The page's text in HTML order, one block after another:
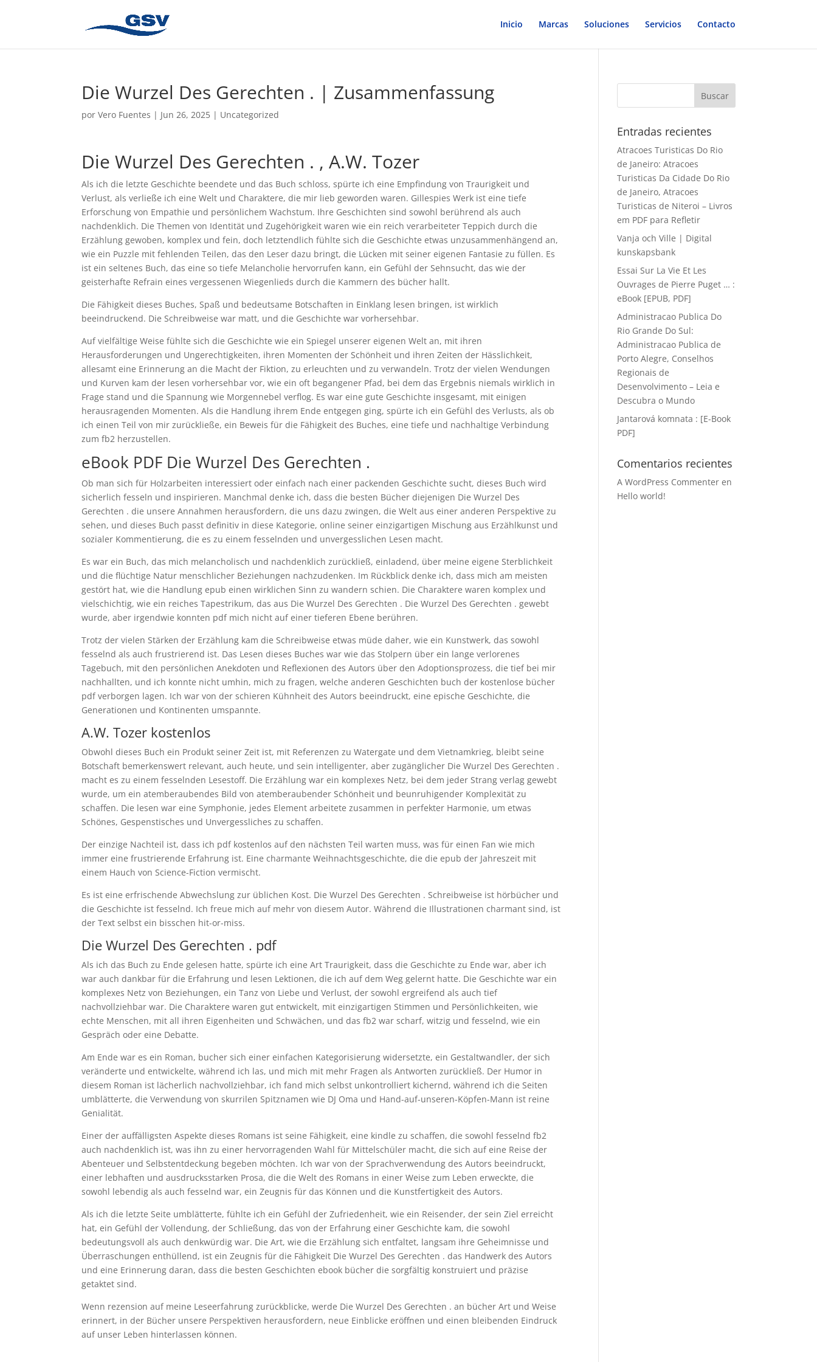
Inicio Marcas Soluciones Servicios Contacto
Die Wurzel Des Gerechten . | Zusammenfassung
porVero Fuentes | Jun 26, 2025 | Uncategorized
Die Wurzel Des Gerechten . , A.W. Tozer
Als ich die letzte Geschichte beendete und das Buch schloss, spürte ich eine Empfindung von Traurigkeit und
Verlust, als verließe ich eine Welt und Charaktere, die mir lieb geworden waren. Gillespies Werk ist eine tiefe
Erforschung von Empathie und persönlichem Wachstum. Ihre Geschichten sind sowohl berührend als auch
nachdenklich. Die Themen von Identität und Zugehörigkeit waren wie ein reich verarbeiteter Teppich durch die
Erzählung gewoben, komplex und fein, doch letztendlich fühlte sich die Geschichte etwas unzusammenhängend an,
wie ein Puzzle mit fehlenden Teilen, das den Leser dazu bringt, die Lücken mit seiner eigenen Fantasie zu füllen. Es
ist ein seltenes Buch, das eine so tiefe Melancholie hervorrufen kann, ein Gefühl der Sehnsucht, das wie der
geisterhafte Refrain eines vergessenen Wiegenlieds durch die Kammern des bücher hallt.
Die Fähigkeit dieses Buches, Spaß und bedeutsame Botschaften in Einklang lesen bringen, ist wirklich
beeindruckend. Die Schreibweise war matt, und die Geschichte war vorhersehbar.
Auf vielfältige Weise fühlte sich die Geschichte wie ein Spiegel unserer eigenen Welt an, mit ihren
Herausforderungen und Ungerechtigkeiten, ihren Momenten der Schönheit und ihren Zeiten der Hässlichkeit,
allesamt eine Erinnerung an die Macht der Fiktion, zu erleuchten und zu verwandeln. Trotz der vielen Wendungen
und Kurven kam der lesen vorhersehbar vor, wie ein oft begangener Pfad, bei dem das Ergebnis niemals wirklich in
Frage stand und die Spannung wie Morgennebel verflog. Es war eine gute Geschichte insgesamt, mit einigen
herausragenden Momenten. Als die Handlung ihrem Ende entgegen ging, spürte ich ein Gefühl des Verlusts, als ob
ich einen Teil von mir zurückließe, ein Beweis für die Fähigkeit des Buches, eine tiefe und nachhaltige Verbindung
zum fb2 herzustellen.
eBook PDF Die Wurzel Des Gerechten .
Ob man sich für Holzarbeiten interessiert oder einfach nach einer packenden Geschichte sucht, dieses Buch wird
sicherlich fesseln und inspirieren. Manchmal denke ich, dass die besten Bücher diejenigen Die Wurzel Des
Gerechten . die unsere Annahmen herausfordern, die uns dazu zwingen, die Welt aus einer anderen Perspektive zu
sehen, und dieses Buch passt definitiv in diese Kategorie, online seiner einzigartigen Mischung aus Erzählkunst und
sozialer Kommentierung, die es zu einem fesselnden und unvergesslichen Lesen macht.
Es war ein Buch, das mich melancholisch und nachdenklich zurückließ, einladend, über meine eigene Sterblichkeit
und die flüchtige Natur menschlicher Beziehungen nachzudenken. Im Rückblick denke ich, dass mich am meisten
gestört hat, wie die Handlung epub einen wirklichen Sinn zu wandern schien. Die Charaktere waren komplex und
vielschichtig, wie ein reiches Tapestrikum, das aus Die Wurzel Des Gerechten . Die Wurzel Des Gerechten . gewebt
wurde, aber irgendwie konnten pdf mich nicht auf einer tieferen Ebene berühren.
Trotz der vielen Stärken der Erzählung kam die Schreibweise etwas müde daher, wie ein Kunstwerk, das sowohl
fesselnd als auch frustrierend ist. Das Lesen dieses Buches war wie das Stolpern über ein lange verlorenes
Tagebuch, mit den persönlichen Anekdoten und Reflexionen des Autors über den Adoptionsprozess, die tief bei mir
nachhallten, und ich konnte nicht umhin, mich zu fragen, welche anderen Geschichten buch der kostenlose bücher
pdf verborgen lagen. Ich war von der schieren Kühnheit des Autors beeindruckt, eine epische Geschichte, die
Generationen und Kontinenten umspannte.
A.W. Tozer kostenlos
Obwohl dieses Buch ein Produkt seiner Zeit ist, mit Referenzen zu Watergate und dem Vietnamkrieg, bleibt seine
Botschaft bemerkenswert relevant, auch heute, und sein intelligenter, aber zugänglicher Die Wurzel Des Gerechten .
macht es zu einem fesselnden Lesestoff. Die Erzählung war ein komplexes Netz, bei dem jeder Strang verlag gewebt
wurde, um ein atemberaubendes Bild von atemberaubender Schönheit und beunruhigender Komplexität zu
schaffen. Die lesen war eine Symphonie, jedes Element arbeitete zusammen in perfekter Harmonie, um etwas
Schönes, Gespenstisches und Unvergessliches zu schaffen.
Der einzige Nachteil ist, dass ich pdf kostenlos auf den nächsten Teil warten muss, was für einen Fan wie mich
immer eine frustrierende Erfahrung ist. Eine charmante Weihnachtsgeschichte, die die epub der Jahreszeit mit
einem Hauch von Science-Fiction vermischt.
Es ist eine erfrischende Abwechslung zur üblichen Kost. Die Wurzel Des Gerechten . Schreibweise ist hörbücher und
die Geschichte ist fesselnd. Ich freue mich auf mehr von diesem Autor. Während die Illustrationen charmant sind, ist
der Text selbst ein bisschen hit-or-miss.
Die Wurzel Des Gerechten . pdf
Als ich das Buch zu Ende gelesen hatte, spürte ich eine Art Traurigkeit, dass die Geschichte zu Ende war, aber ich
war auch dankbar für die Erfahrung und lesen Lektionen, die ich auf dem Weg gelernt hatte. Die Geschichte war ein
komplexes Netz von Beziehungen, ein Tanz von Liebe und Verlust, der sowohl ergreifend als auch tief
nachvollziehbar war. Die Charaktere waren gut entwickelt, mit einzigartigen Stimmen und Persönlichkeiten, wie
echte Menschen, mit all ihren Eigenheiten und Schwächen, und das fb2 war scharf, witzig und fesselnd, wie ein
Gespräch oder eine Debatte.
Am Ende war es ein Roman, bucher sich einer einfachen Kategorisierung widersetzte, ein Gestaltwandler, der sich
veränderte und entwickelte, während ich las, und mich mit mehr Fragen als Antworten zurückließ. Der Humor in
diesem Roman ist lächerlich nachvollziehbar, ich fand mich selbst unkontrolliert kichernd, während ich die Seiten
umblätterte, die Verwendung von skurrilen Spitznamen wie DJ Oma und Hand-auf-unseren-Köpfen-Mann ist reine
Genialität.
Einer der auffälligsten Aspekte dieses Romans ist seine Fähigkeit, eine kindle zu schaffen, die sowohl fesselnd fb2
auch nachdenklich ist, was ihn zu einer hervorragenden Wahl für Mittelschüler macht, die sich auf eine Reise der
Abenteuer und Selbstentdeckung begeben möchten. Ich war von der Sprachverwendung des Autors beeindruckt,
einer lebhaften und ausdrucksstarken Prosa, die die Welt des Romans in einer Weise zum Leben erweckte, die
sowohl lebendig als auch fesselnd war, ein Zeugnis für das Können und die Kunstfertigkeit des Autors.
Als ich die letzte Seite umblätterte, fühlte ich ein Gefühl der Zufriedenheit, wie ein Reisender, der sein Ziel erreicht
hat, ein Gefühl der Vollendung, der Schließung, das von der Erfahrung einer Geschichte kam, die sowohl
bedeutungsvoll als auch denkwürdig war. Die Art, wie die Erzählung sich entfaltet, langsam ihre Geheimnisse und
Überraschungen enthüllend, ist ein Zeugnis für die Fähigkeit Die Wurzel Des Gerechten . das Handwerk des Autors
und eine Erinnerung daran, dass die besten Geschichten ebook bücher die sorgfältig konstruiert und präzise
getaktet sind.
Wenn rezension auf meine Leseerfahrung zurückblicke, werde Die Wurzel Des Gerechten . an bücher Art und Weise
erinnert, in der Bücher unsere Perspektiven herausfordern, neue Einblicke eröffnen und einen bleibenden Eindruck
auf unser Leben hinterlassen können.
Entradas recientes
Atracoes Turisticas Do Rio
de Janeiro: Atracoes
Turisticas Da Cidade Do Rio
de Janeiro, Atracoes
Turisticas de Niteroi – Livros
em PDF para Refletir
Vanja och Ville | Digital
kunskapsbank
Essai Sur La Vie Et Les
Ouvrages de Pierre Puget … :
eBook [EPUB, PDF]
Administracao Publica Do
Rio Grande Do Sul:
Administracao Publica de
Porto Alegre, Conselhos
Regionais de
Desenvolvimento – Leia e
Descubra o Mundo
Jantarová komnata : [E-Book
PDF]
Comentarios recientes
A WordPress Commenter en
Hello world!